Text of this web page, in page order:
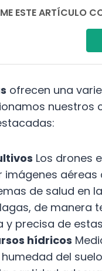
ESTE
ofrecen una
nuestros
Los drones
de salud en
de manera
y precisa de
hídricos
del